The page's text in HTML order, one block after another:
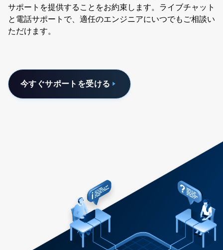
サポートを提供することをお約束します。ライブチャット
と電話サポートで、適任のエンジニアにいつでもご相談い
ただけます。
今すぐサポートを受ける